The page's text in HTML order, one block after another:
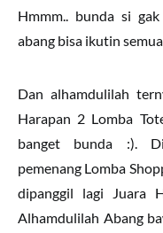
Hmmm.. bunda si
abang bisa ikutin
Dan alhamdulilah
Harapan 2 Lomba
banget bunda :).
pemenang Lomba
dipanggil lagi Juara
Alhamdulilah Abang